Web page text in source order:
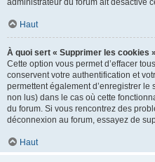
administrateur du forum ait désactivé
Haut
À quoi sert « Supprimer les cookies
Cette option vous permet d’effacer
conservent votre authentification et
permettent également d’enregistrer le
non lus) dans le cas où cette
du forum. Si vous rencontrez des
déconnexion au forum, essayez de
Haut